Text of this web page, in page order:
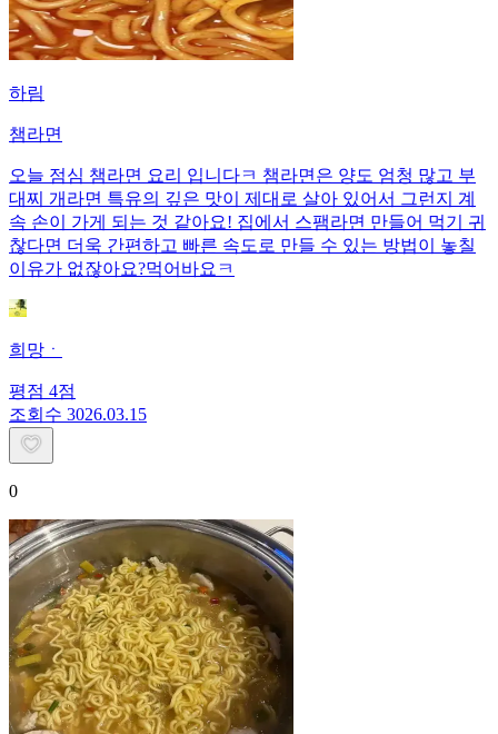
하림
챔라면
오늘 점심 챔라면 요리 입니다ㅋ 챔라면은 양도 엄청 많고 부
대찌 개라면 특유의 깊은 맛이 제대로 살아 있어서 그런지 계
속 손이 가게 되는 것 같아요! 집에서 스팸라면 만들어 먹기 귀
찮다면 더욱 간편하고 빠른 속도로 만들 수 있는 방법이 놓칠
이유가 없잖아요?먹어바요ㅋ
희망ㆍ
평점 4점
조회수 3026.03.15
0